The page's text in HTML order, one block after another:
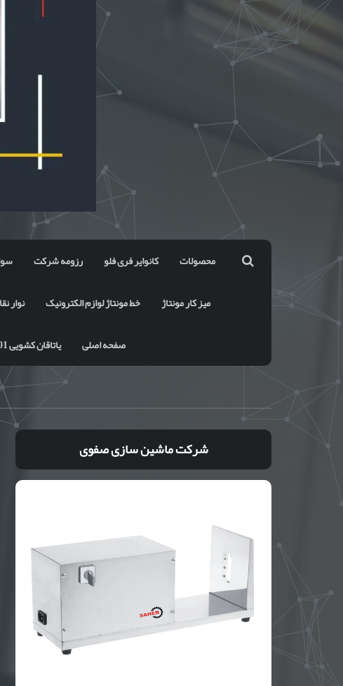
محصولات کانوایر فری فلو رزومه شرکت
میز کار مونتاژ خط مونتاژ لوازم الکترونیک نوار
صفحه اصلی یاتاقان کشویی MS 101
شرکت ماشین سازی صفوی